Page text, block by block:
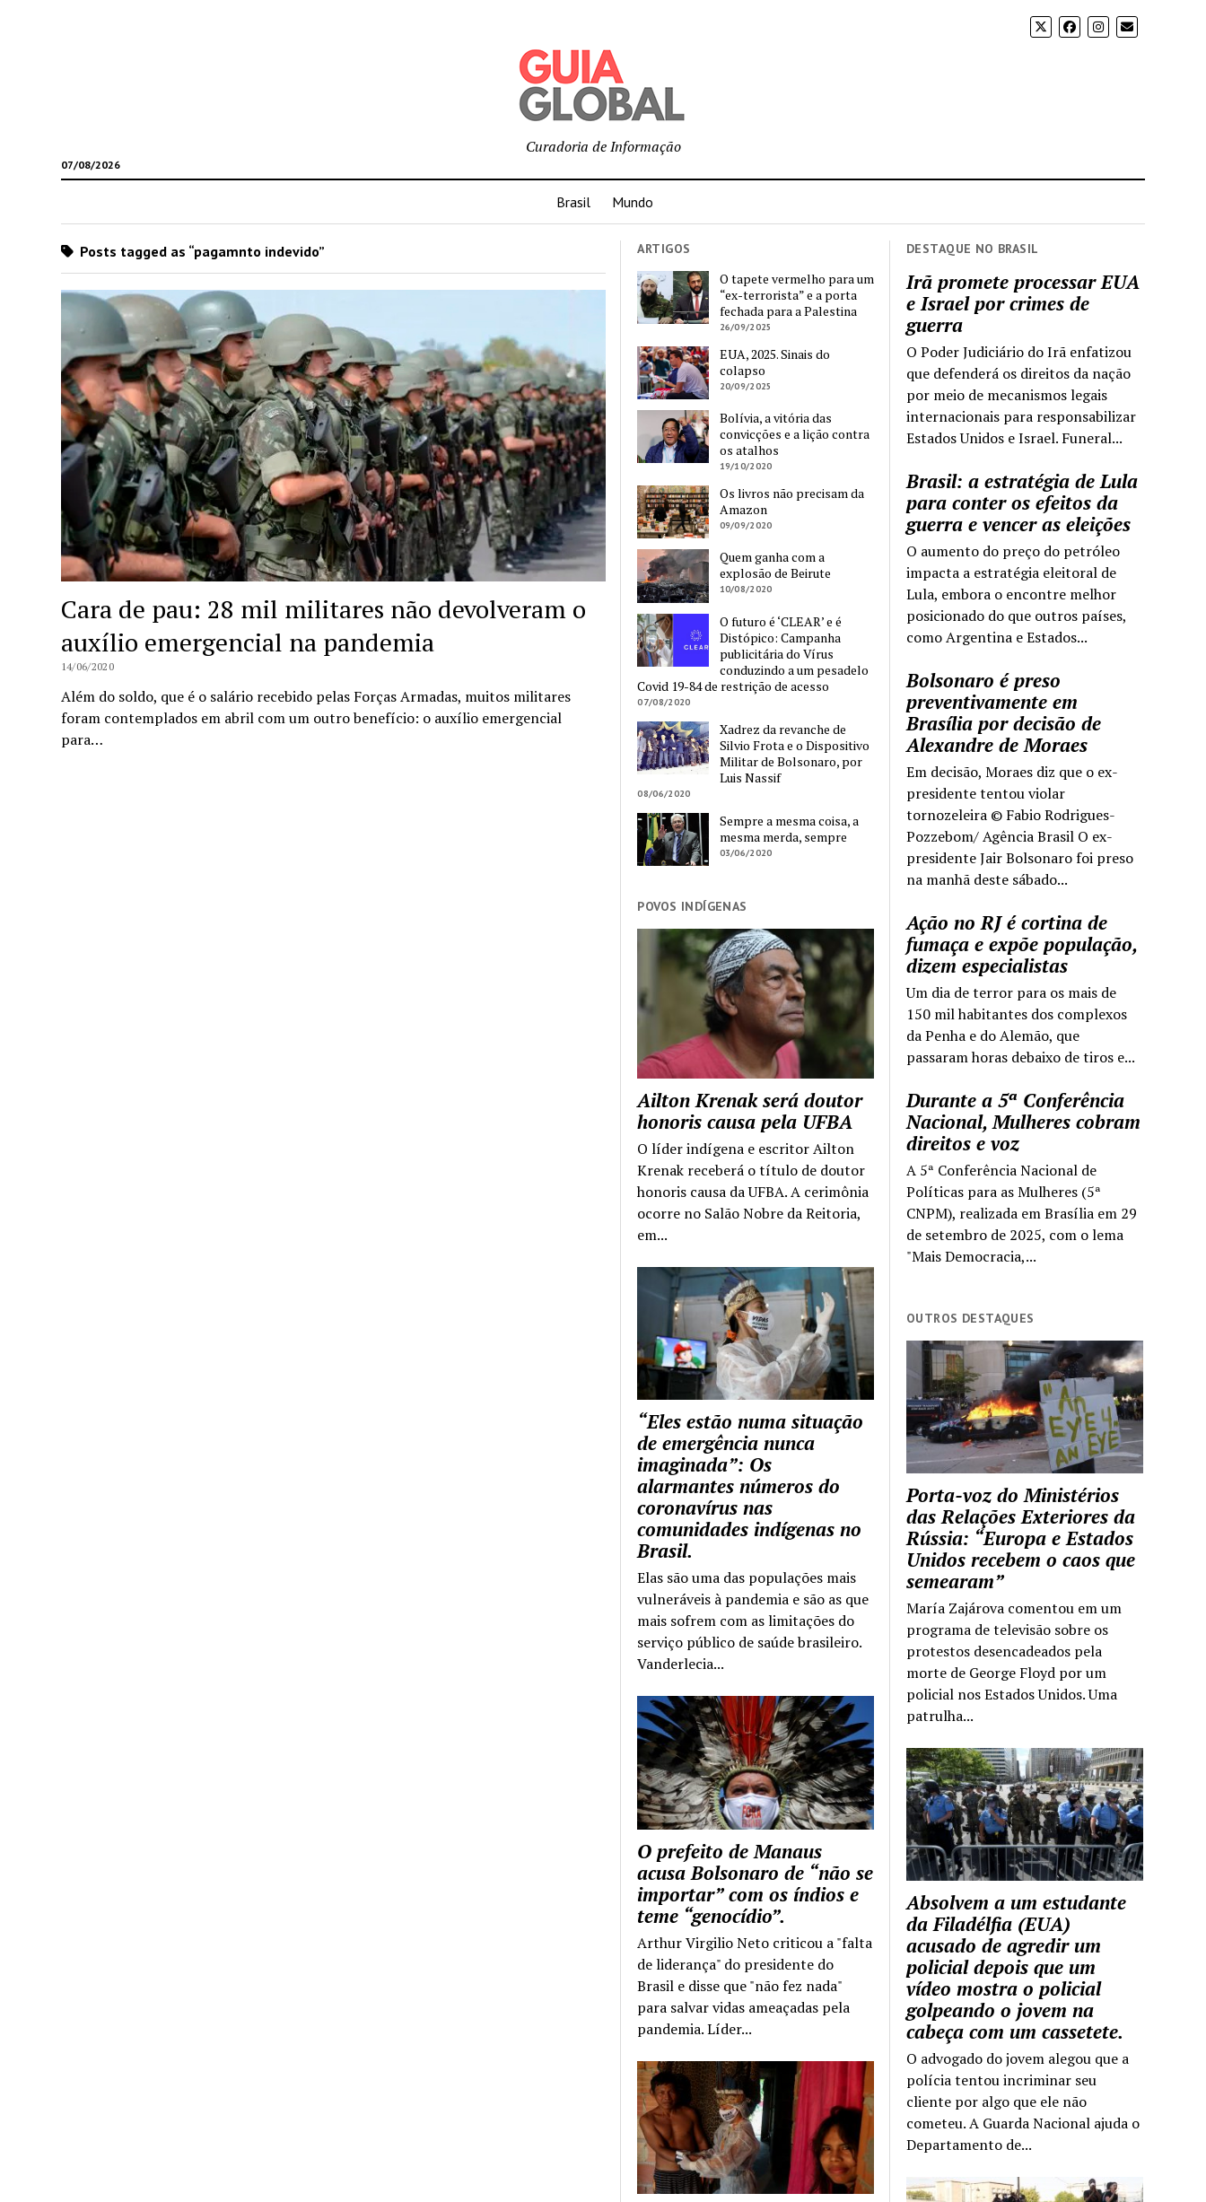
07/08/2026
Curadoria de Informação
Brasil Mundo
DESTAQUE NO BRASIL
Irã promete processar EUA
e Israel por crimes de
guerra
O Poder Judiciário do Irã enfatizou
que defenderá os direitos da nação
por meio de mecanismos legais
internacionais para responsabilizar
Estados Unidos e Israel. Funeral...
Brasil: a estratégia de Lula
para conter os efeitos da
guerra e vencer as eleições
O aumento do preço do petróleo
impacta a estratégia eleitoral de
Lula, embora o encontre melhor
posicionado do que outros países,
como Argentina e Estados...
Bolsonaro é preso
preventivamente em
Brasília por decisão de
Alexandre de Moraes
Em decisão, Moraes diz que o ex-
presidente tentou violar
tornozeleira © Fabio Rodrigues-
Pozzebom/ Agência Brasil O ex-
presidente Jair Bolsonaro foi preso
na manhã deste sábado...
Ação no RJ é cortina de
fumaça e expõe população,
dizem especialistas
Um dia de terror para os mais de
150 mil habitantes dos complexos
da Penha e do Alemão, que
passaram horas debaixo de tiros e...
Durante a 5ª Conferência
Nacional, Mulheres cobram
direitos e voz
A 5ª Conferência Nacional de
Políticas para as Mulheres (5ª
CNPM), realizada em Brasília em 29
de setembro de 2025, com o lema
"Mais Democracia,...
OUTROS DESTAQUES
Porta-voz do Ministérios
das Relações Exteriores da
Rússia: “Europa e Estados
Unidos recebem o caos que
semearam”
María Zajárova comentou em um
programa de televisão sobre os
protestos desencadeados pela
morte de George Floyd por um
policial nos Estados Unidos. Uma
patrulha...
Absolvem a um estudante
da Filadélfia (EUA)
acusado de agredir um
policial depois que um
vídeo mostra o policial
golpeando o jovem na
cabeça com um cassetete.
O advogado do jovem alegou que a
polícia tentou incriminar seu
cliente por algo que ele não
cometeu. A Guarda Nacional ajuda o
Departamento de...
Posts tagged as “pagamnto indevido”
Cara de pau: 28 mil militares não devolveram o
auxílio emergencial na pandemia
14/06/2020
Além do soldo, que é o salário recebido pelas Forças Armadas, muitos militares
foram contemplados em abril com um outro benefício: o auxílio emergencial
para…
ARTIGOS
O tapete vermelho para um
“ex-terrorista” e a porta
fechada para a Palestina
26/09/2025
EUA, 2025. Sinais do
colapso
20/09/2025
Bolívia, a vitória das
convicções e a lição contra
os atalhos
19/10/2020
Os livros não precisam da
Amazon
09/09/2020
Quem ganha com a
explosão de Beirute
10/08/2020
O futuro é ‘CLEAR’ e é
Distópico: Campanha
publicitária do Vírus
conduzindo a um pesadelo
Covid 19-84 de restrição de acesso
07/08/2020
Xadrez da revanche de
Silvio Frota e o Dispositivo
Militar de Bolsonaro, por
Luis Nassif
08/06/2020
Sempre a mesma coisa, a
mesma merda, sempre
03/06/2020
POVOS INDÍGENAS
Ailton Krenak será doutor
honoris causa pela UFBA
O líder indígena e escritor Ailton
Krenak receberá o título de doutor
honoris causa da UFBA. A cerimônia
ocorre no Salão Nobre da Reitoria,
em...
“Eles estão numa situação
de emergência nunca
imaginada”: Os
alarmantes números do
coronavírus nas
comunidades indígenas no
Brasil.
Elas são uma das populações mais
vulneráveis à pandemia e são as que
mais sofrem com as limitações do
serviço público de saúde brasileiro.
Vanderlecia...
O prefeito de Manaus
acusa Bolsonaro de “não se
importar” com os índios e
teme “genocídio”.
Arthur Virgilio Neto criticou a "falta
de liderança" do presidente do
Brasil e disse que "não fez nada"
para salvar vidas ameaçadas pela
pandemia. Líder...